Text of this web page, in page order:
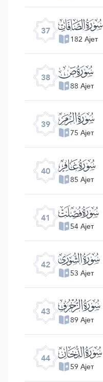
37 ﮱ
182 Ајет
38 ﯓ
88 Ајет
39 ﯔ
75 Ајет
40 ﯕ
85 Ајет
41 ﯖ
54 Ајет
42 ﯗ
53 Ајет
43 ﯘ
89 Ајет
44 ﯙ
59 Ајет